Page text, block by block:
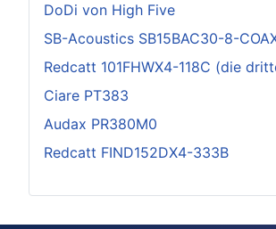
DoDi von High Five
SB-Acoustics SB15BAC30-8-
Redcatt 101FHWX4-118C (die
Ciare PT383
Audax PR380M0
Redcatt FIND152DX4-333B